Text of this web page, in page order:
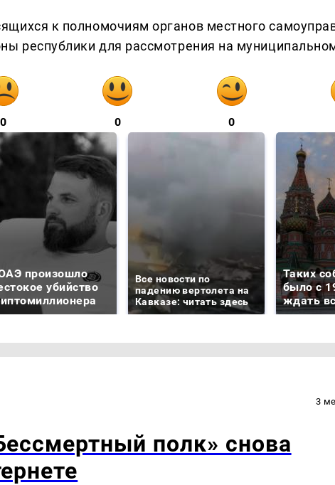
к полномочиям органов местного
республики для рассмотрения на
0 0 0
произошло
убийство
Все новости по
падению вертолета на
Кавказе: читать здесь
Таких
было с
ждать
3
полк» снова